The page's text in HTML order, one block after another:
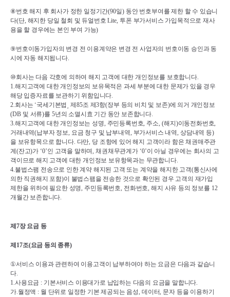
⑧번호 해지 후 회사가 정한 일정기간(90일) 동안 번호부여를 제한 할 수 있습니
다(단, 해지한 당일 철회 및 듀얼번호 Lite, 투폰 부가서비스 가입목적으로 재사
용을 할 경우에는 본인 부여 가능)
⑨번호이동가입자의 변경 전 이용계약은 변경 전 사업자의 번호이동 승인과 동
시에 자동 해지됩니다.
⑩회사는 다음 각호에 의하여 해지 고객에 대한 개인정보를 보호합니다.
1.해지고객에 대한 개인정보의 보유목적은 과세 부분에 대한 문제가 있을 경우
해당 입증자료를 보관하기 위함입니다.
2.회사는 ˹국세기본법 ˼ 제85조 제3항(장부 등의 비치 및 보존)에 의거 개인정보
(DB 및 서류)를 5년의 소멸시효 기간 동안 보존합니다.
3.해지고객에 대한 개인정보는 성명, 주민등록번호, 주소, (해지 )이동전화번호
거래내역(납부자 정보, 요금 청구 및 납부내역, 부가서비스 내역, 상담내역 등)
을 보유항목으로 합니다. 다만, 당 조항에 있어 해지 고객이라 함은 채권매주관
계 (잔고)가 ‘0’인 고객을 말하며, 채권채무관계가 ‘0’이 아닐 경우에는 회사의 고
객이므로 해지 고객에 대한 개인정보 보유항목과는 무관합니다.
4.불법스팸 전송으로 인한 계약 해지된 고객 또는 계약을 해지한 고객(통신사에
의한 직권해지 포함)이 불법스팸을 전송한 것으로 확인된 경우 고객의 재가입
제한을 위하여 필요한 성명, 주민등록번호, 전화번호, 해지 사유 등의 정보를 12
개월간 보존합니다.
제 7장 요금 등
제 17조(요금 등의 종류)
①서비스 이용과 관련하여 이용고객이 납부하여야 하는 요금은 다음과 같습니
다.
1.사용요금 : 기본서비스 이용대가로 납입하는 다음의 요금을 말합니다.
가.월정액 : 월 단위로 일정한 기본 제공되는 음성, 데이터, 문자 등을 이용하기